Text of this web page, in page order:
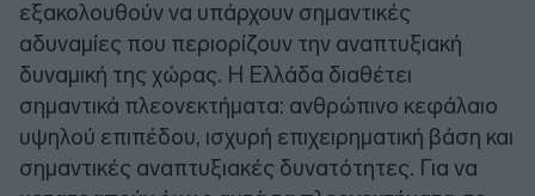
εξακολουθούν να υπάρχουν σημαντικές
αδυναμίες που περιορίζουν την αναπτυξιακή
δυναμική της χώρας. Η Ελλάδα διαθέτει
σημαντικά πλεονεκτήματα: ανθρώπινο κεφάλαιο
υψηλού επιπέδου, ισχυρή επιχειρηματική βάση και
σημαντικές αναπτυξιακές δυνατότητες. Για να